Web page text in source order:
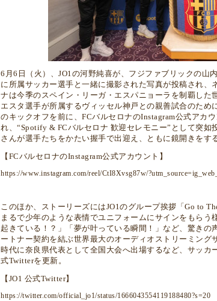
6月6日（火）、JO1の河野純喜が、フジファブリックの山
に所属サッカー選手と一緒に撮影された写真が投稿され、
ナは今季のスペイン・リーガ・エスパニョーラを制覇した
エスタ選手が所属するヴィッセル神戸との親善試合のため
のキックオフを前に、FCバルセロナのInstagram公式アカ
れ、“Spotify & FCバルセロナ 歓迎セレモニー”として突如
さんが選手たちをかたい握手で出迎え、ともに鏡開きをす
【 FCバルセロナのInstagram公式アカウント 】
https://www.instagram.com/reel/CtI8Xvsg87w/
このほか、ストーリーズにはJO1のグループ挨拶「Go to
まるで少年のよ うな表情でユニフォームにサインをもらう
起きている！？」「夢が叶っている瞬間！」など、驚きの
ートナー契約を結ぶ世界最大のオーディオストリーミング
時代に奈良県代表として全国大会へ出場す るなど、サッカ
式Twitterを更新。
【JO1 公式Twitter】
https://twitter.com/official_jo1/status/1666043554119188480?s=20